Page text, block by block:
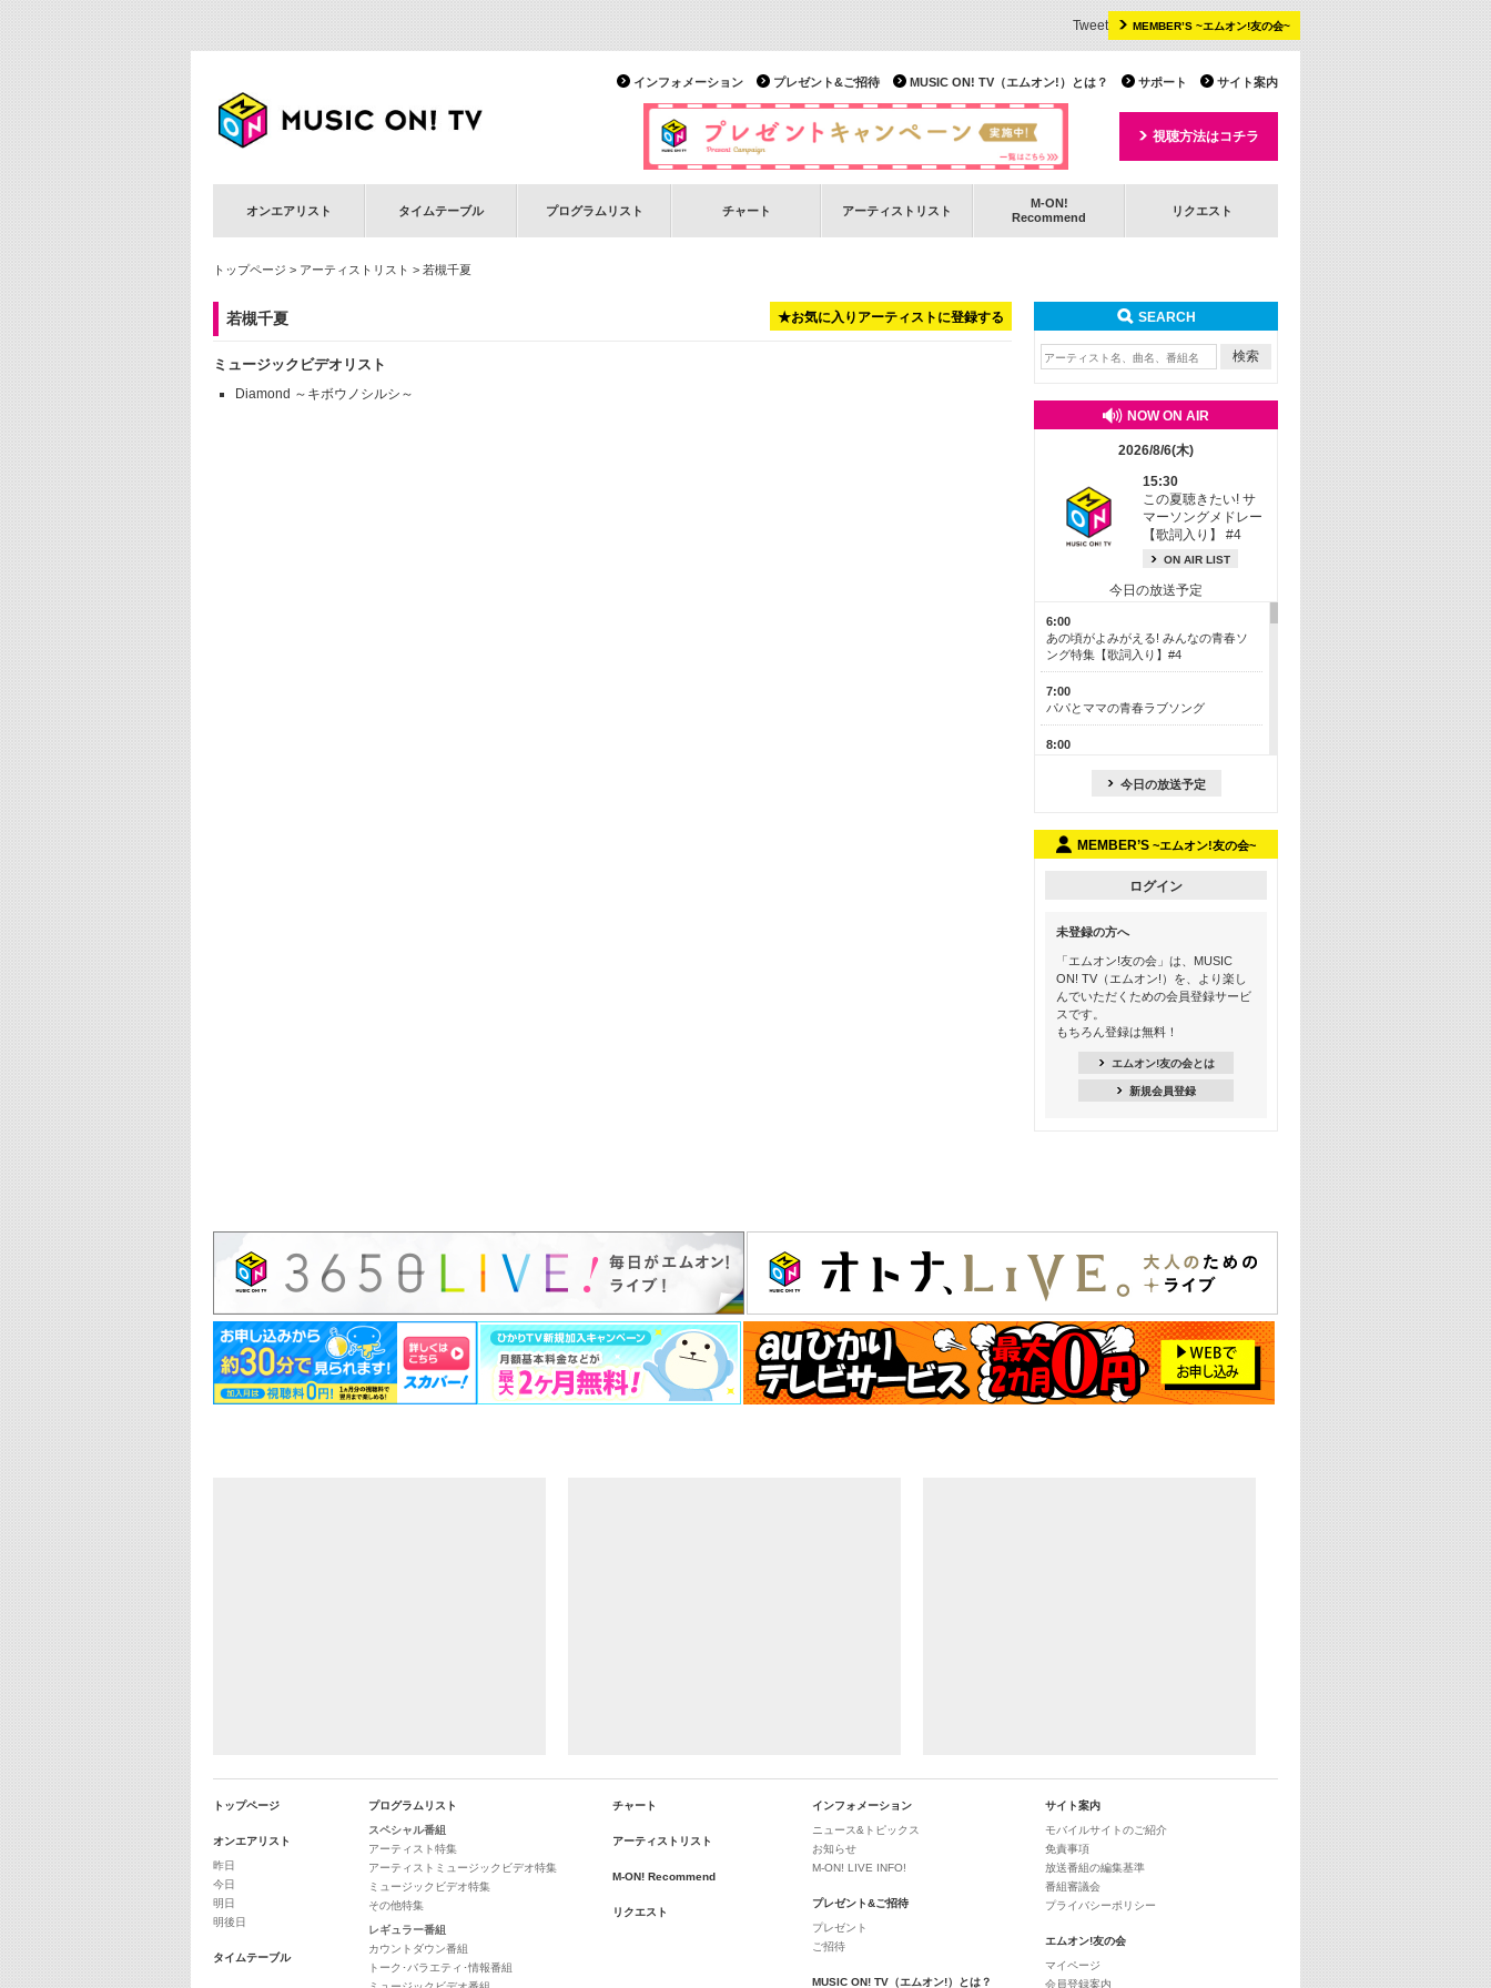
MEMBER’S ~エムオン!友の会~
Tweet
サイト案内
サポート
MUSIC ON! TV（エムオン!）とは？
プレゼント&ご招待
インフォメーション
視聴方法はコチラ
オンエアリスト タイムテーブル プログラムリスト チャート アーティストリスト
M-ON!
Recommend
リクエスト
トップページ > アーティストリスト > 若槻千夏
★お気に入りアーティストに登録する
若槻千夏
ミュージックビデオリスト
Diamond ～キボウノシルシ～
SEARCH
NOW ON AIR
2026/8/6(木)
15:30
この夏聴きたい! サ
マーソングメドレー
【歌詞入り】 #4
ON AIR LIST
今日の放送予定
6:00
あの頃がよみがえる! みんなの青春ソ
ング特集【歌詞入り】#4
7:00
パパとママの青春ラブソング
8:00
13:00
15:30
この夏聴きたい! サマーソングメドレ
ー【歌詞入り】 #4
16:30
あのころK-POPヒッツ! 2021年
22:00
大人のための名曲セレクション ～バン
ド編～【歌詞入り】
22:30
今推したい! エムオン!おすすめミュー
ジックビデオ特集＜#28＞
23:00
今日の放送予定
MEMBER’S ~エムオン!友の会~
ログイン
未登録の方へ
「エムオン!友の会」は、MUSIC
ON! TV（エムオン!）を、より楽し
んでいただくための会員登録サービ
スです。
もちろん登録は無料！
エムオン!友の会とは
新規会員登録
トップページ
オンエアリスト
昨日
今日
明日
明後日
タイムテーブル
プログラムリスト
スペシャル番組
アーティスト特集
アーティストミュージックビデオ特集
ミュージックビデオ特集
その他特集
レギュラー番組
カウントダウン番組
トーク･バラエティ･情報番組
チャート
アーティストリスト
M-ON! Recommend
リクエスト
インフォメーション
ニュース&トピックス
お知らせ
M-ON! LIVE INFO!
プレゼント&ご招待
プレゼント
ご招待
MUSIC ON! TV（エムオン!）とは？
サイト案内
モバイルサイトのご紹介
免責事項
放送番組の編集基準
番組審議会
プライバシーポリシー
エムオン!友の会
マイページ
会員登録案内